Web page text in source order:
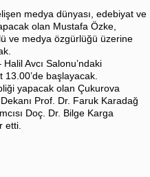
medya dünyası, edebiyat ve
olan Mustafa Özke,
ve medya özgürlüğü üzerine
Avcı Salonu’ndaki
başlayacak.
yapacak olan Çukurova
Prof. Dr. Faruk Karadağ
Doç. Dr. Bilge Karga
etti.